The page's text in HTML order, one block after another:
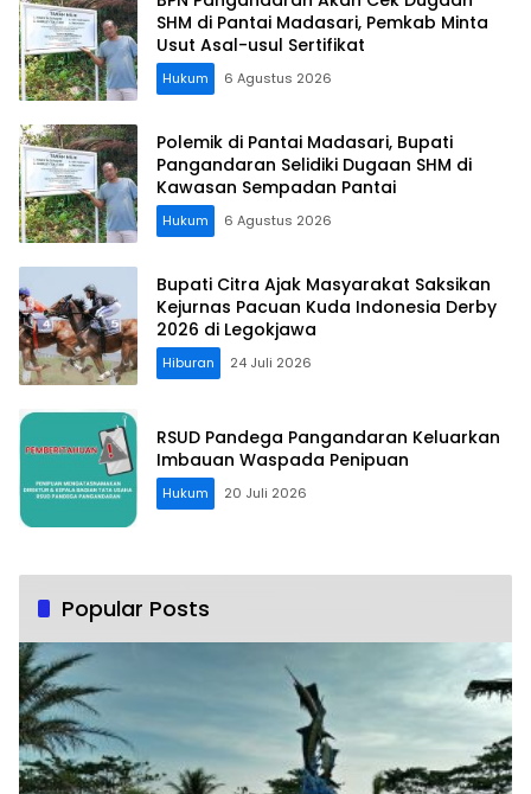
SHM di Pantai Madasari, Pemkab Minta
Usut Asal-usul Sertifikat
Hukum 6 Agustus 2026
Polemik di Pantai Madasari, Bupati
Pangandaran Selidiki Dugaan SHM di
Kawasan Sempadan Pantai
Hukum 6 Agustus 2026
Bupati Citra Ajak Masyarakat Saksikan
Kejurnas Pacuan Kuda Indonesia Derby
2026 di Legokjawa
Hiburan 24 Juli 2026
RSUD Pandega Pangandaran Keluarkan
Imbauan Waspada Penipuan
Hukum 20 Juli 2026
Popular Posts